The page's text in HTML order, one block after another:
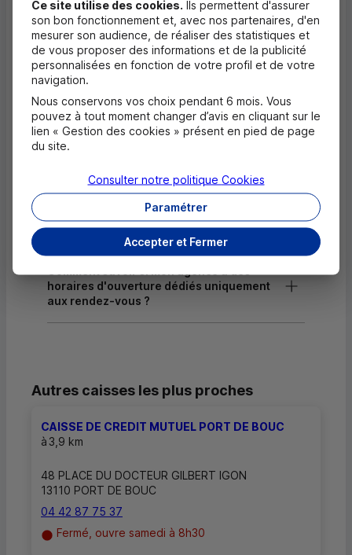
Dépôt valorisé de chèques EUR
Dépôt de chèques EUR
Equipement pour déficients visuels
Masquer
Questions fréquentes
l'ouverture d'un compte pour un majeur ?
Où trouver les numéros d'urgence ?
horaires d'ouverture dédiés uniquement
aux rendez-vous ?
Autres caisses les plus proches
CAISSE DE CREDIT MUTUEL PORT DE BOUC
à3,9 km
48 PLACE DU DOCTEUR GILBERT IGON
13110 PORT DE BOUC
04 42 87 75 37
Fermé, ouvre samedi à 8h30
Ce site utilise des cookies. Ils permettent d'assurer
son bon fonctionnement et, avec nos partenaires, d'en
mesurer son audience, de réaliser des statistiques et
de vous proposer des informations et de la publicité
personnalisées en fonction de votre profil et de votre
navigation.
Nous conservons vos choix pendant 6 mois. Vous
pouvez à tout moment changer d’avis en cliquant sur le
lien « Gestion des cookies » présent en pied de page
du site.
Accepter et Fermer
Paramétrer
Consulter notre politique Cookies